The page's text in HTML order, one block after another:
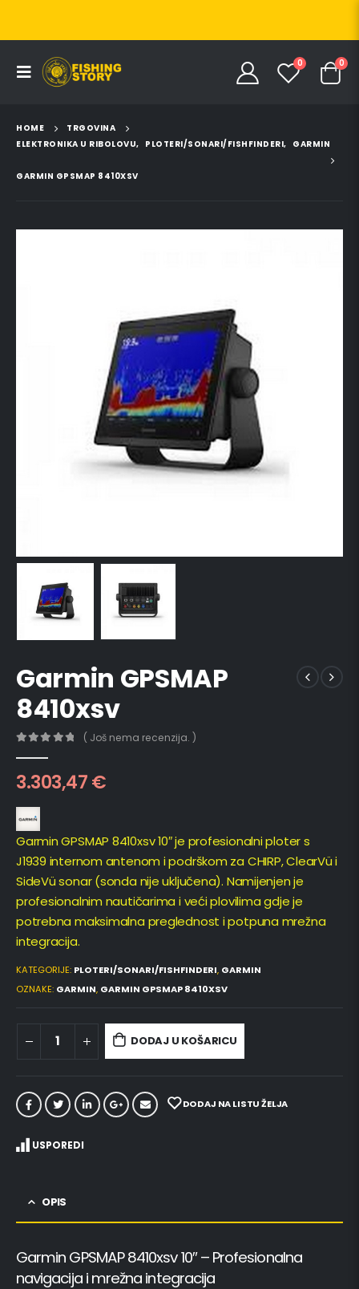
0 0
HOME
TRGOVINA
ELEKTRONIKA U RIBOLOVU, PLOTERI/SONARI/FISHFINDERI, GARMIN
GARMIN GPSMAP 8410XSV
Garmin GPSMAP
8410xsv
( Još nema recenzija. )
3.303,47€
Garmin GPSMAP 8410xsv 10″ je profesionalni ploter s
J1939 internom antenom i podrškom za CHIRP, ClearVü i
SideVü sonar (sonda nije uključena). Namijenjen je
profesionalnim nautičarima i veći plovilima gdje je
potrebna maksimalna preglednost i potpuna mrežna
integracija.
KATEGORIJE: PLOTERI/SONARI/FISHFINDERI, GARMIN
OZNAKE: GARMIN, GARMIN GPSMAP 8410XSV
DODAJ U KOŠARICU
DODAJ NA LISTU ŽELJA
USPOREDI
OPIS
Garmin GPSMAP 8410xsv 10″ – Profesionalna
navigacija i mrežna integracija